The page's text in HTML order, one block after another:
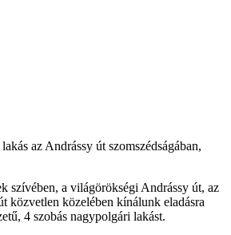
az Andrássy út szomszédságában,
szívében, a világörökségi Andrássy út, az
közvetlen közelében kínálunk eladásra
4 szobás nagypolgári lakást.